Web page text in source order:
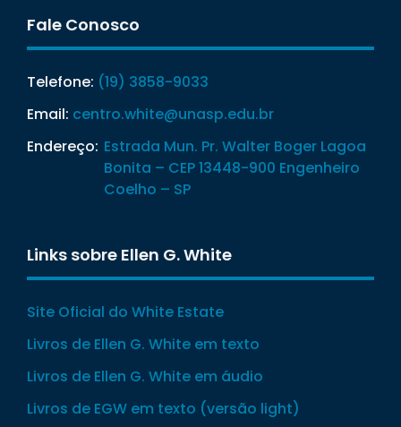
Fale Conosco
Telefone: (19) 3858-9033
Email: centro.white@unasp.edu.br
Endereço: Estrada Mun. Pr. Walter Boger Lagoa
Bonita – CEP 13448-900 Engenheiro
Coelho – SP
Links sobre Ellen G. White
Site Oficial do White Estate
Livros de Ellen G. White em texto
Livros de Ellen G. White em áudio
Livros de EGW em texto (versão light)